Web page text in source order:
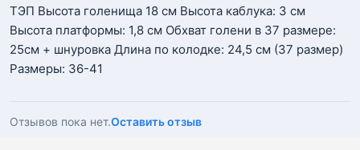
ТЭП Высота голенища 18 см Высота каблука: 3 см
Высота платформы: 1,8 см Обхват голени в 37 размере:
25см + шнуровка Длина по колодке: 24,5 см (37 размер)
Размеры: 36-41
Отзывов пока нет.Оставить отзыв